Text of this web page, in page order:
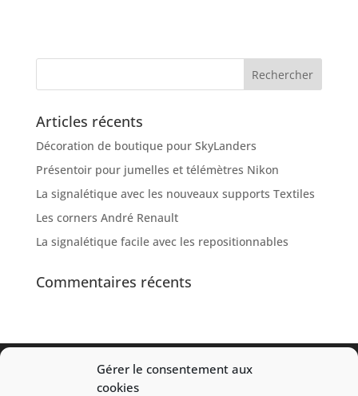
Gérer le consentement aux
cookies
Articles récents
Décoration de boutique pour SkyLanders
Présentoir pour jumelles et télémètres Nikon
La signalétique avec les nouveaux supports Textiles
Les corners André Renault
La signalétique facile avec les repositionnables
Commentaires récents
The Shop Design